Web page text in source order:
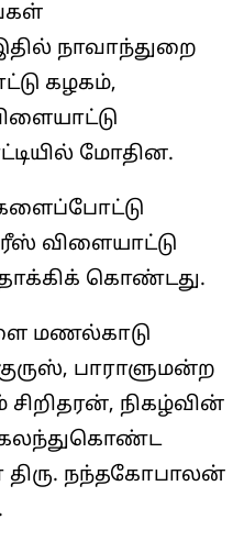
நாவாந்துறை
கழகம்,
மோதின.
விளையாட்டு
கொண்டது.
மணல்காடு
பாராளுமன்ற
நிகழ்வின்
கலந்துகொண்ட
நந்தகோபாலன்